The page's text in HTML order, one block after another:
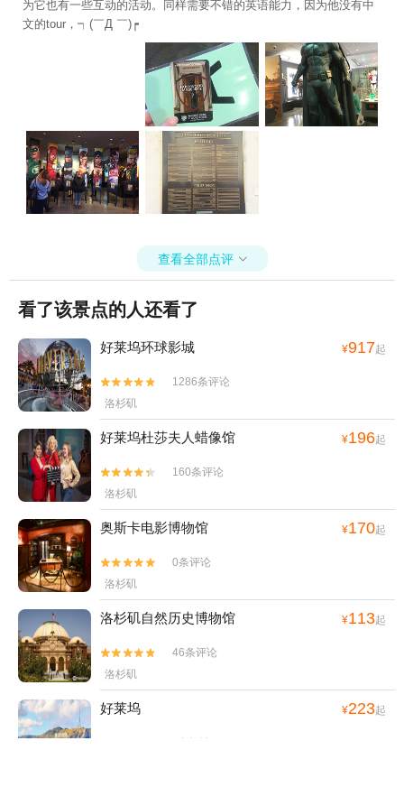
间，而且出来的话不是随意走动的，即使是上厕所也要凑过5个人好
像，才能出来。我们万一耽误了，岂不是因小失大。反正洛杉矶也不
是就来这一次，以后机会多的是！
为它也有一些互动的活动。同样需要不错的英语能力，因为他没有中
文的tour，┑(￣Д ￣)┍
查看全部点评 
看了该景点的人还看了
好莱坞环球影城 ¥917起


1286条评论
洛杉矶
好莱坞杜莎夫人蜡像馆 ¥196起


160条评论
洛杉矶
奥斯卡电影博物馆 ¥170起


0条评论
洛杉矶
洛杉矶自然历史博物馆 ¥113起


46条评论
洛杉矶
好莱坞 ¥223起